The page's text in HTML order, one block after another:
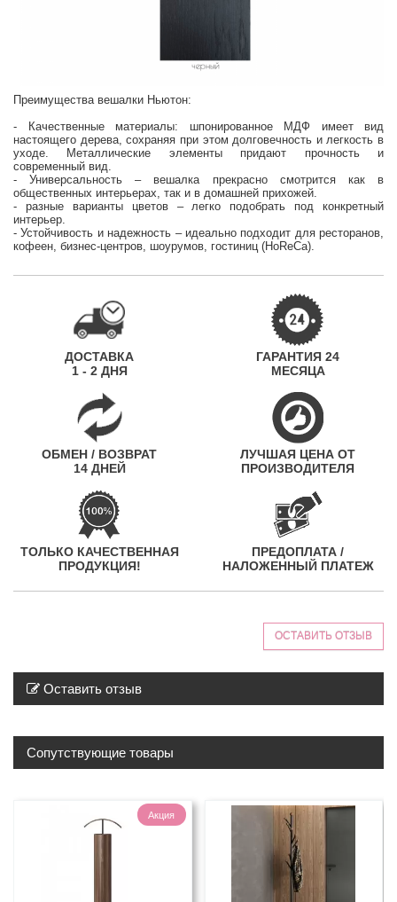
Преимущества вешалки Ньютон:
- Качественные материалы: шпонированное МДФ имеет вид
настоящего дерева, сохраняя при этом долговечность и легкость в
уходе. Металлические элементы придают прочность и
современный вид.
- Универсальность – вешалка прекрасно смотрится как в
общественных интерьерах, так и в домашней прихожей.
- разные варианты цветов – легко подобрать под конкретный
интерьер.
- Устойчивость и надежность – идеально подходит для ресторанов,
кофеен, бизнес-центров, шоурумов, гостиниц (HoReCa).
ДОСТАВКА
1 - 2 ДНЯ
ГАРАНТИЯ 24
МЕСЯЦА
ОБМЕН / ВОЗВРАТ
14 ДНЕЙ
ЛУЧШАЯ ЦЕНА ОТ
ПРОИЗВОДИТЕЛЯ
ТОЛЬКО КАЧЕСТВЕННАЯ
ПРОДУКЦИЯ!
ПРЕДОПЛАТА /
НАЛОЖЕННЫЙ ПЛАТЕЖ
ОСТАВИТЬ ОТЗЫВ
Оставить отзыв
Сопутствующие товары
Акция